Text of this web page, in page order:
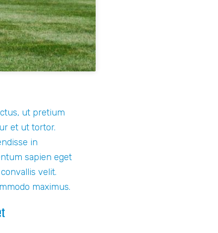
ut pretium
et ut tortor.
in
sapien eget
velit.
maximus.